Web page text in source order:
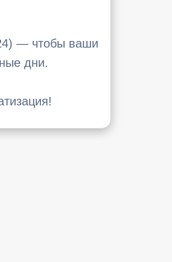
— чтобы ваши
дни.